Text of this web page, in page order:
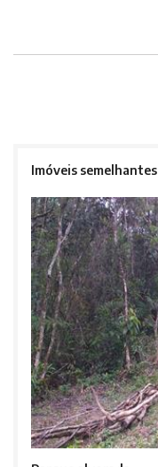
Imóveis semelhantes